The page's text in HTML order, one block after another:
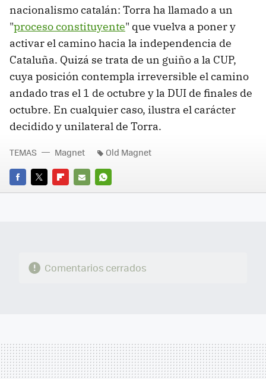
nacionalismo catalán: Torra ha llamado a un
"proceso constituyente" que vuelva a poner y
activar el camino hacia la independencia de
Cataluña. Quizá se trata de un guiño a la CUP,
cuya posición contempla irreversible el camino
andado tras el 1 de octubre y la DUI de finales de
octubre. En cualquier caso, ilustra el carácter
decidido y unilateral de Torra.
FACEBOOK
TWITTERFLIPBOARD
E-
WHATSAPP
TEMAS Magnet Old Magnet
Comentarios cerrados